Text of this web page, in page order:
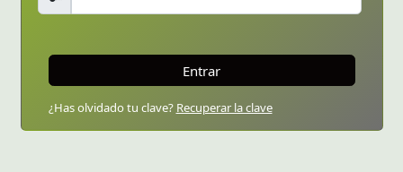
Entrar
¿Has olvidado tu clave? Recuperar la clave